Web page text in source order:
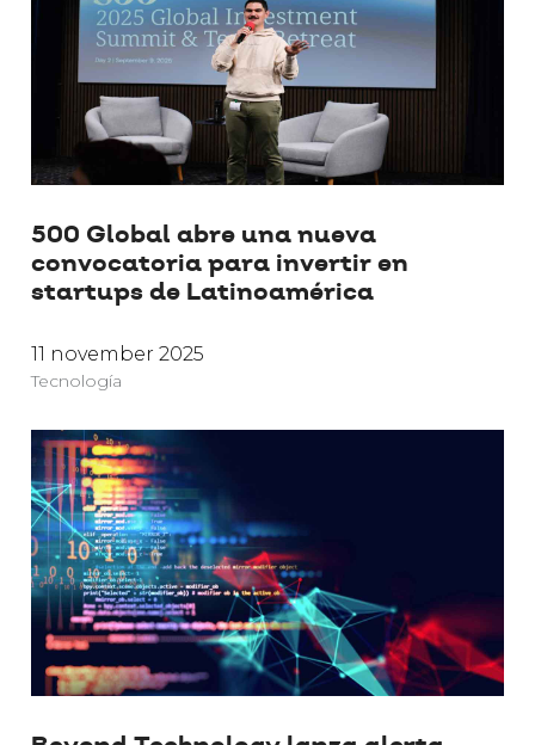
500 Global abre una nueva
convocatoria para invertir en
startups de Latinoamérica
11 november 2025
Tecnología